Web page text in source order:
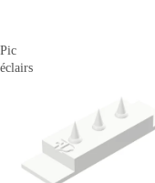
Pic
éclairs